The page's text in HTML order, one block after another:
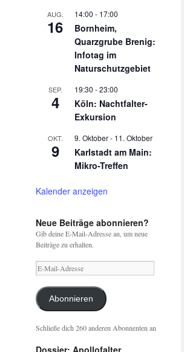
AUG.
16
14:00 - 17:00
Bornheim,
Quarzgrube Brenig:
Infotag im
Naturschutzgebiet
SEP.
4
19:30 -23:00
Köln: Nachtfalter-
Exkursion
OKT.
9
9. Oktober- 11. Oktober
Karlstadt am Main:
Mikro-Treffen
Kalender anzeigen
Neue Beiträge abonnieren?
Gib deine E-Mail-Adresse an, um neue
Beiträge zu erhalten.
E-
Mail-
Adresse
Abonnieren
Schließe dich 260 anderen Abonnenten an